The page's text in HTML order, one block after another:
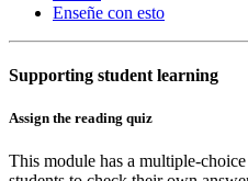
Enseñe con esto
Supporting student learning
Assign the reading quiz
This module has a multiple-